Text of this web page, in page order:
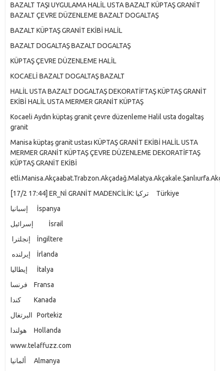
BAZALT TAŞI UYGULAMA HALİL USTA BAZALT KÜPTAŞ GRANİT
BAZALT ÇEVRE DÜZENLEME BAZALT DOGALTAŞ
BAZALT KÜPTAŞ GRANİT EKİBİ HALİL
BAZALT DOGALTAŞ BAZALT DOGALTAŞ
KÜPTAŞ ÇEVRE DÜZENLEME HALİL
KOCAELİ BAZALT DOGALTAŞ BAZALT
HALİL USTA BAZALT DOGALTAŞ DEKORATİFTAŞ KÜPTAŞ GRANİT
EKİBİ HALİL USTA MERMER GRANİT KÜPTAŞ
Kocaeli Aydın küptaş granit çevre düzenleme Halil usta dogaltaş
granit
Manisa küptaş granit ustası KÜPTAŞ GRANİT EKİBİ HALİL USTA
MERMER GRANİT KÜPTAŞ ÇEVRE DÜZENLEME DEKORATİFTAŞ
KÜPTAŞ GRANİT EKİBİ
[17/2 17:44] ER_Nİ GRANİT MADENCİLİK: تركيا
Türkiye
إسبانيا
İspanya
إسرائيل
İsrail
إنجلترا
İngiltere
إيرلنده
İrlanda
إيطاليا
İtalya
Fransa
Kanada
البرتغال
Portekiz
Hollanda
www.telaffuzz.com
ألمانيا
Almanya